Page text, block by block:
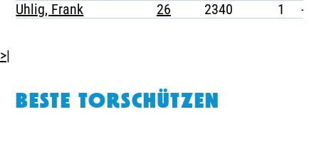
Uhlig, Frank
26 2340 1 -
>|
BESTE TORSCHÜTZEN